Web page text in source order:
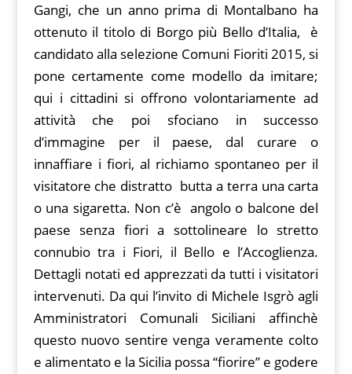
Gangi, che un anno prima di Montalbano ha
ottenuto il titolo di Borgo più Bello d’Italia, è
candidato alla selezione Comuni Fioriti 2015, si
pone certamente come modello da imitare;
qui i cittadini si offrono volontariamente ad
attività che poi sfociano in successo
d’immagine per il paese, dal curare o
innaffiare i fiori, al richiamo spontaneo per il
visitatore che distratto butta a terra una carta
o una sigaretta. Non c’è angolo o balcone del
paese senza fiori a sottolineare lo stretto
connubio tra i Fiori, il Bello e l’Accoglienza.
Dettagli notati ed apprezzati da tutti i visitatori
intervenuti. Da qui l’invito di Michele Isgrò agli
Amministratori Comunali Siciliani affinchè
questo nuovo sentire venga veramente colto
e alimentato e la Sicilia possa “fiorire” e godere